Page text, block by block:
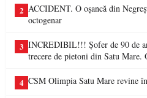
2 ACCIDENT. O oșancă din
octogenar
3 INCREDIBIL!!! Șofer de 90 de
trecere de pietoni din Satu Mare.
4 CSM Olimpia Satu Mare revine